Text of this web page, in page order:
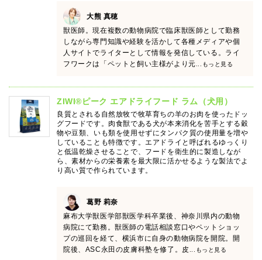
大熊 真穂
獣医師。現在複数の動物病院で臨床獣医師として勤務
しながら専門知識や経験を活かして各種メディアや個
人サイトでライターとして情報を発信している。ライ
フワークは「ペットと飼い主様がより元 ...もっと見る
ZIWI®ピーク エアドライフード ラム（犬用）
良質とされる自然放牧で牧草育ちの羊のお肉を使ったドッ
グフードです。肉食獣である犬が本来消化を苦手とする穀
物や豆類、いも類を使用せずにタンパク質の使用量を増や
していることも特徴です。エアドライと呼ばれるゆっくり
と低温乾燥させることで、フードを衛生的に製造しなが
ら、素材からの栄養素を最大限に活かせるような製法でよ
り高い質で作られています。
葛野 莉奈
麻布大学獣医学部獣医学科卒業後、神奈川県内の動物
病院にて勤務。獣医師の電話相談窓口やペットショッ
プの巡回を経て、横浜市に自身の動物病院を開院。開
院後、ASC永田の皮膚科塾を修了。皮...もっと見る